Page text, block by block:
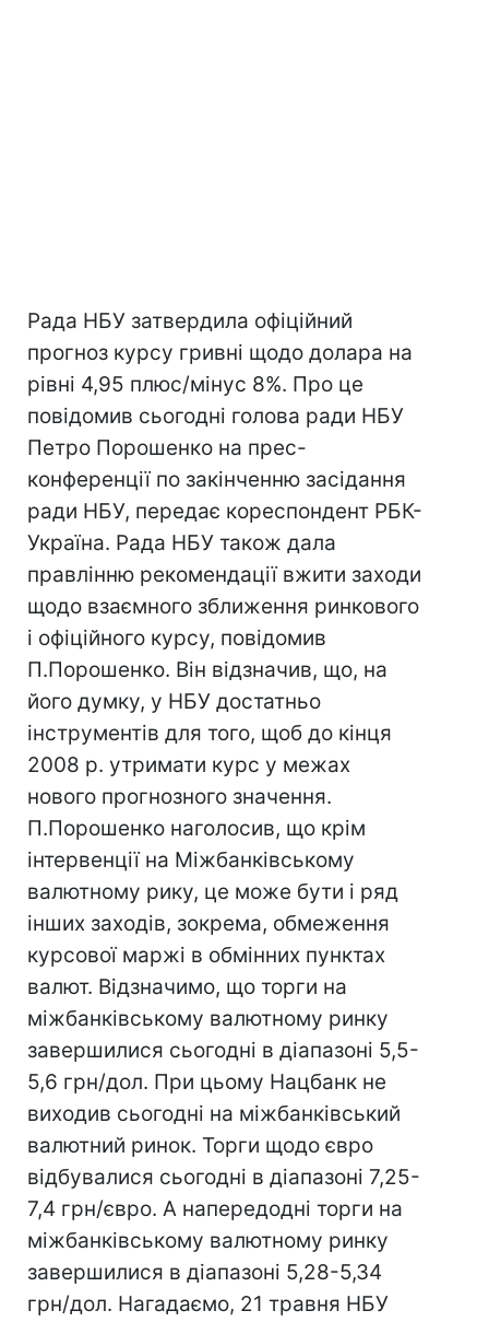
Рада НБУ затвердила офіційний
прогноз курсу гривні щодо долара на
рівні 4,95 плюс/мінус 8%. Про це
повідомив сьогодні голова ради НБУ
Петро Порошенко на прес-
конференції по закінченню засідання
ради НБУ, передає кореспондент РБК-
Україна. Рада НБУ також дала
правлінню рекомендації вжити заходи
щодо взаємного зближення ринкового
і офіційного курсу, повідомив
П.Порошенко. Він відзначив, що, на
його думку, у НБУ достатньо
інструментів для того, щоб до кінця
2008 р. утримати курс у межах
нового прогнозного значення.
П.Порошенко наголосив, що крім
інтервенції на Міжбанківському
валютному рику, це може бути і ряд
інших заходів, зокрема, обмеження
курсової маржі в обмінних пунктах
валют. Відзначимо, що торги на
міжбанківському валютному ринку
завершилися сьогодні в діапазоні 5,5-
5,6 грн/дол. При цьому Нацбанк не
виходив сьогодні на міжбанківський
валютний ринок. Торги щодо євро
відбувалися сьогодні в діапазоні 7,25-
7,4 грн/євро. А напередодні торги на
міжбанківському валютному ринку
завершилися в діапазоні 5,28-5,34
грн/дол. Нагадаємо, 21 травня НБУ